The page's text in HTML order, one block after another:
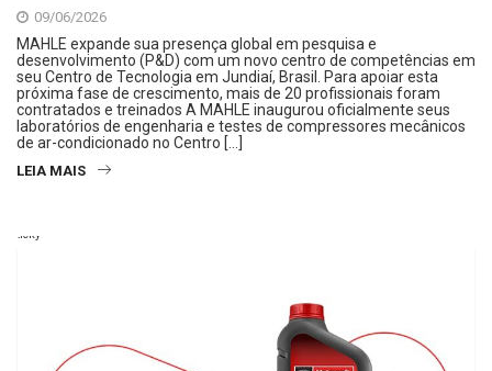
09/06/2026
MAHLE expande sua presença global em pesquisa e
desenvolvimento (P&D) com um novo centro de competências em
seu Centro de Tecnologia em Jundiaí, Brasil. Para apoiar esta
próxima fase de crescimento, mais de 20 profissionais foram
contratados e treinados A MAHLE inaugurou oficialmente seus
laboratórios de engenharia e testes de compressores mecânicos
de ar-condicionado no Centro […]
LEIA MAIS
Sticky